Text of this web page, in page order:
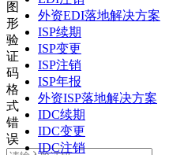
图
形
验
证
码
格
式
错
误
外资EDI落地解决方案
ISP续期
ISP变更
ISP注销
ISP年报
外资ISP落地解决方案
IDC续期
IDC变更
IDC注销